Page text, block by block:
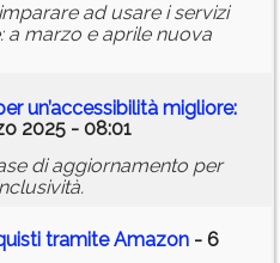
ad usare i servizi
a marzo e aprile nuova
un’accessibilità migliore:
2025 - 08:01
di aggiornamento per
tramite Amazon - 6